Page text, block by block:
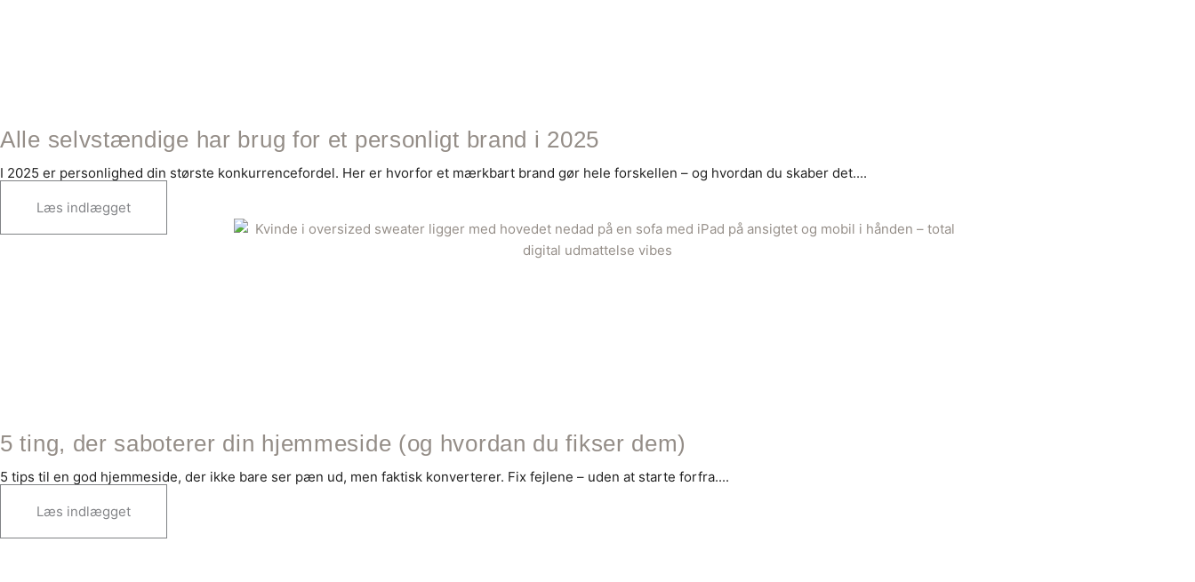
Alle selvstændige har brug for et personligt brand i 2025
I 2025 er personlighed din største konkurrencefordel. Her er hvorfor et mærkbart brand gør hele forskellen – og hvordan du skaber det....
Læs indlægget
5 ting, der saboterer din hjemmeside (og hvordan du fikser dem)
5 tips til en god hjemmeside, der ikke bare ser pæn ud, men faktisk konverterer. Fix fejlene – uden at starte forfra....
Læs indlægget